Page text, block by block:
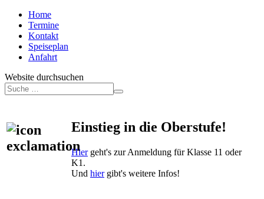
Home
Termine
Kontakt
Speiseplan
Anfahrt
Website durchsuchen
Einstieg in die Oberstufe!
Hiergeht's zur Anmeldung für Klasse 11 oder
K1.
Und hiergibt's weitere Infos!